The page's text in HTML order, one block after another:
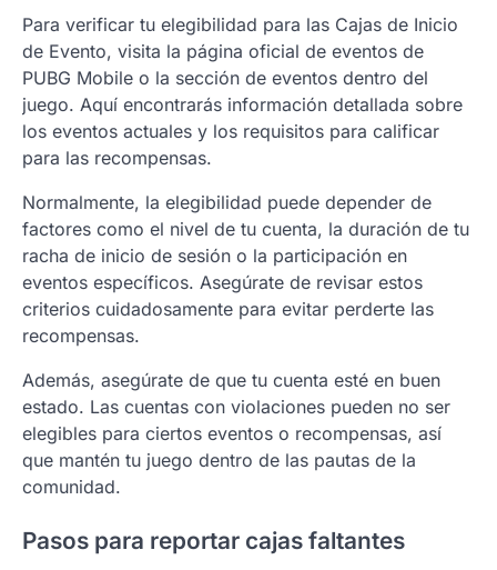
Para verificar tu elegibilidad para las Cajas de Inicio
de Evento, visita la página oficial de eventos de
PUBG Mobile o la sección de eventos dentro del
juego. Aquí encontrarás información detallada sobre
los eventos actuales y los requisitos para calificar
para las recompensas.
Normalmente, la elegibilidad puede depender de
factores como el nivel de tu cuenta, la duración de tu
racha de inicio de sesión o la participación en
eventos específicos. Asegúrate de revisar estos
criterios cuidadosamente para evitar perderte las
recompensas.
Además, asegúrate de que tu cuenta esté en buen
estado. Las cuentas con violaciones pueden no ser
elegibles para ciertos eventos o recompensas, así
que mantén tu juego dentro de las pautas de la
comunidad.
Pasos para reportar cajas faltantes